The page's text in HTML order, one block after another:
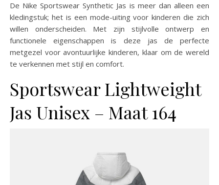
De Nike Sportswear Synthetic Jas is meer dan alleen een
kledingstuk; het is een mode-uiting voor kinderen die zich
willen onderscheiden. Met zijn stijlvolle ontwerp en
functionele eigenschappen is deze jas de perfecte
metgezel voor avontuurlijke kinderen, klaar om de wereld
te verkennen met stijl en comfort.
Sportswear Lightweight
Jas Unisex – Maat 164